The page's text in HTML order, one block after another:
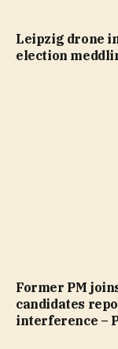
Leipzig drone
election
Former PM
candidates
interference –